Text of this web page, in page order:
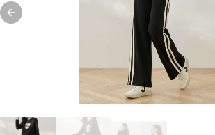
Previous slide